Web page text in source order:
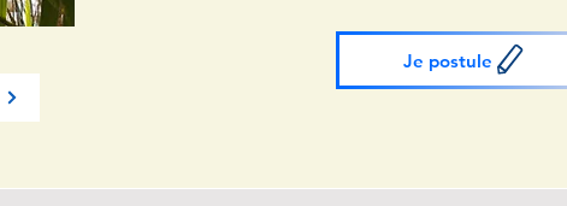
Je postule